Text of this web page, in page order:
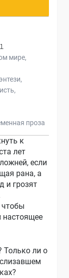
мире
проза
к
лет
если
рана, а
и грозят
чтобы
настоящее
Только ли о